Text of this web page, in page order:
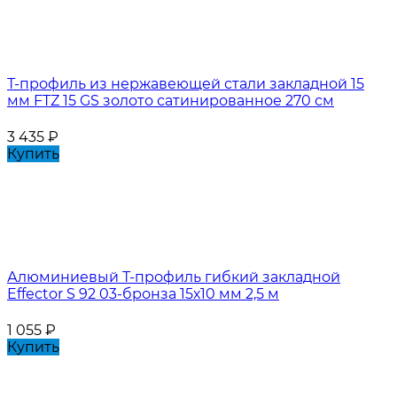
Т-профиль из нержавеющей стали закладной 15
мм FTZ 15 GS золото сатинированное 270 см
3 435 ₽
Купить
Алюминиевый Т-профиль гибкий закладной
Effector S 92 03-бронза 15х10 мм 2,5 м
1 055 ₽
Купить